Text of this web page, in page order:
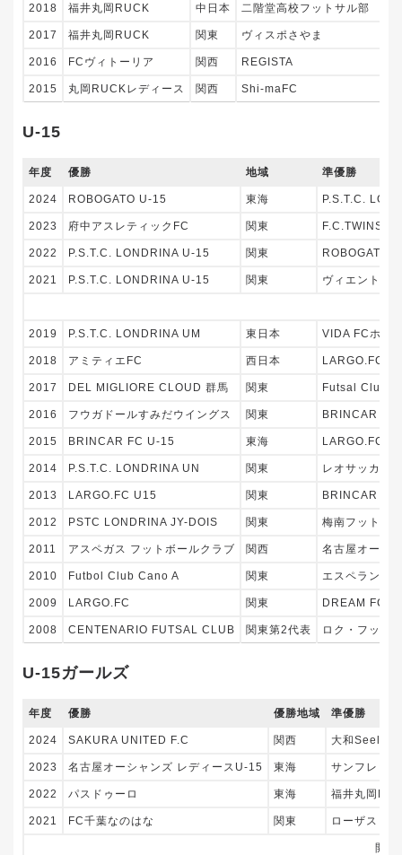
2018 福井丸岡RUCK 中日本 二階堂高校フットサル部
2017 福井丸岡RUCK 関東 ヴィスポさやま
2016 FCヴィトーリア 関西 REGISTA
2015 丸岡RUCKレディース 関西 Shi-maFC
U-15
年度 優勝 地域 準優勝
2024 ROBOGATO U-15 東海 P.S.T.C.
2023 府中アスレティックFC 関東 F.C.TWINS.愛
2022 P.S.T.C. LONDRINA U-15 関東 ROBOGATO
2021 P.S.T.C. LONDRINA U-15 関東 ヴィエントFC
2019 P.S.T.C. LONDRINA UM 東日本 VIDA FCホッ
2018 アミティエFC 西日本 LARGO.FC
2017 DEL MIGLIORE CLOUD 群馬 関東 Futsal Clube
2016 フウガドールすみだウイングス 関東 BRINCAR FC
2015 BRINCAR FC U-15 東海 LARGO.FC
2014 P.S.T.C. LONDRINA UN 関東 レオサッカー
2013 LARGO.FC U15 関東 BRINCAR FC
2012 PSTC LONDRINA JY-DOIS 関東 梅南フットサ
2011 アスペガス フットボールクラブ 関西 名古屋オーシ
2010 Futbol Club Cano A 関東 エスペランサ
2009 LARGO.FC 関東 DREAM FC
2008 CENTENARIO FUTSAL CLUB 関東第2代表 ロク・フット
U-15ガールズ
年度 優勝 優勝地域 準優勝
2024 SAKURA UNITED F.C 関西 大和Seele
2023 名古屋オーシャンズ レディースU-15 東海 サンフレッ
2022 パスドゥーロ 東海 福井丸岡
2021 FC千葉なのはな 関東 ローザス・
開催